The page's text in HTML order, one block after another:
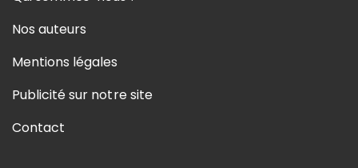
Nos auteurs
Mentions légales
Publicité sur notre site
Contact